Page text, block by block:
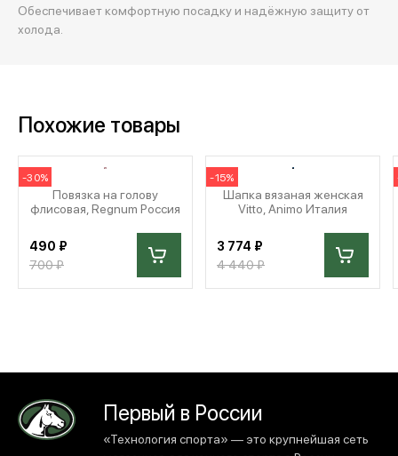
Обеспечивает комфортную посадку и надёжную защиту от
холода.
Похожие товары
-30%
Повязка на голову
флисовая, Regnum Россия
490 ₽
700 ₽
-15%
Шапка вязаная женская
Vitto, Animo Италия
3 774 ₽
4 440 ₽
Первый в России
«Технология спорта» — это крупнейшая сеть